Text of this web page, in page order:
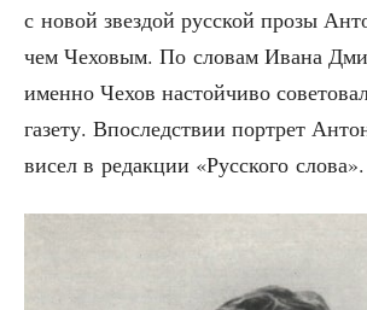
с новой звез­дой рус­ской про­зы
чем Чехо­вым. По сло­вам Ива­на
имен­но Чехов настой­чи­во
газе­ту. Впо­след­ствии порт­рет
висел в редак­ции «Рус­ско­го слова».